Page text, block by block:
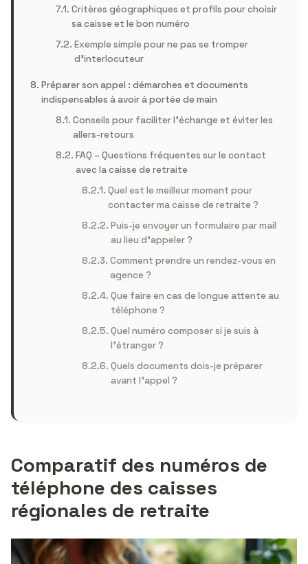
Critères géographiques et profils pour choisir
sa caisse et le bon numéro
Exemple simple pour ne pas se tromper
d’interlocuteur
Préparer son appel : démarches et documents
indispensables à avoir à portée de main
Conseils pour faciliter l’échange et éviter les
allers-retours
FAQ – Questions fréquentes sur le contact
avec la caisse de retraite
Quel est le meilleur moment pour
contacter ma caisse de retraite ?
Puis-je envoyer un formulaire par mail
au lieu d’appeler ?
Comment prendre un rendez-vous en
agence ?
Que faire en cas de longue attente au
téléphone ?
Quel numéro composer si je suis à
l’étranger ?
Quels documents dois-je préparer
avant l’appel ?
Comparatif des numéros de
téléphone des caisses
régionales de retraite